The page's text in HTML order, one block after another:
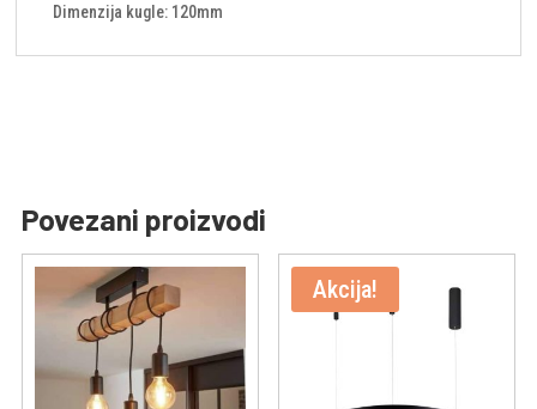
Dimenzija kugle: 120mm
Povezani proizvodi
Akcija!